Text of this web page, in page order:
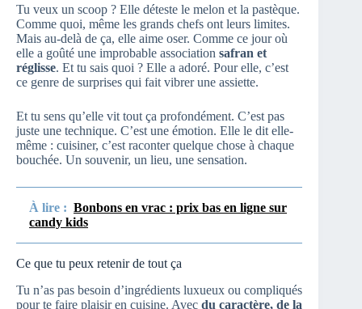
Tu veux un scoop ? Elle déteste le melon et la pastèque.
Comme quoi, même les grands chefs ont leurs limites.
Mais au-delà de ça, elle aime oser. Comme ce jour où
elle a goûté une improbable association safran et
réglisse. Et tu sais quoi ? Elle a adoré. Pour elle, c’est
ce genre de surprises qui fait vibrer une assiette.
Et tu sens qu’elle vit tout ça profondément. C’est pas
juste une technique. C’est une émotion. Elle le dit elle-
même : cuisiner, c’est raconter quelque chose à chaque
bouchée. Un souvenir, un lieu, une sensation.
À lire : Bonbons en vrac : prix bas en ligne sur
candy kids
Ce que tu peux retenir de tout ça
Tu n’as pas besoin d’ingrédients luxueux ou compliqués
pour te faire plaisir en cuisine. Avec du caractère, de la